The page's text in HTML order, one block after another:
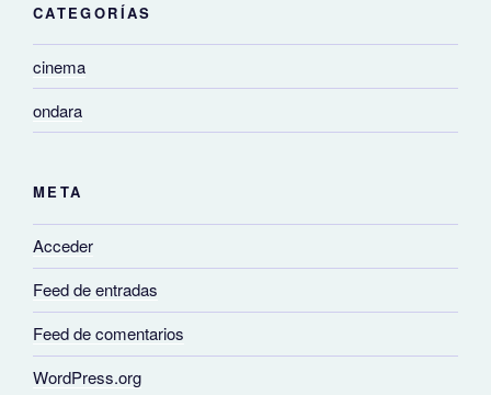
CATEGORÍAS
cinema
ondara
META
Acceder
Feed de entradas
Feed de comentarios
WordPress.org